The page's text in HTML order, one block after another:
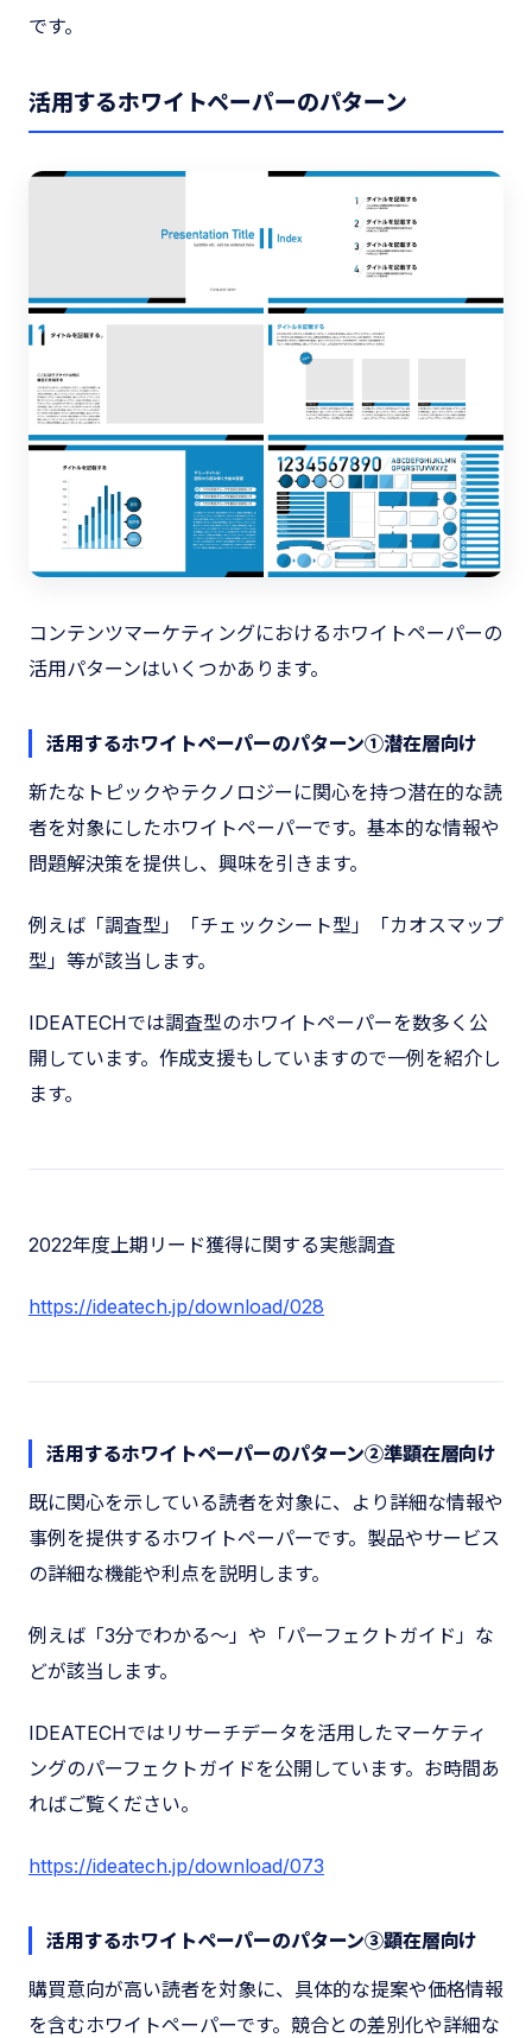
です。
活用するホワイトペーパーのパターン
コンテンツマーケティングにおけるホワイトペーパーの
活用パターンはいくつかあります。
活用するホワイトペーパーのパターン①潜在層向け
新たなトピックやテクノロジーに関心を持つ潜在的な読
者を対象にしたホワイトペーパーです。基本的な情報や
問題解決策を提供し、興味を引きます。
例えば「調査型」「チェックシート型」「カオスマップ
型」等が該当します。
IDEATECHでは調査型のホワイトペーパーを数多く公
開しています。作成支援もしていますので一例を紹介し
ます。
2022年度上期リード獲得に関する実態調査
https://ideatech.jp/download/028
活用するホワイトペーパーのパターン②準顕在層向け
既に関心を示している読者を対象に、より詳細な情報や
事例を提供するホワイトペーパーです。製品やサービス
の詳細な機能や利点を説明します。
例えば「3分でわかる〜」や「パーフェクトガイド」な
どが該当します。
IDEATECHではリサーチデータを活用したマーケティ
ングのパーフェクトガイドを公開しています。お時間あ
ればご覧ください。
https://ideatech.jp/download/073
活用するホワイトペーパーのパターン③顕在層向け
購買意向が高い読者を対象に、具体的な提案や価格情報
を含むホワイトペーパーです。競合との差別化や詳細な